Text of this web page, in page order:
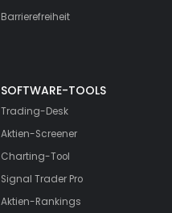
Barrierefreiheit
SOFTWARE-TOOLS
Trading-Desk
Aktien-Screener
Charting-Tool
Signal Trader Pro
Aktien-Rankings